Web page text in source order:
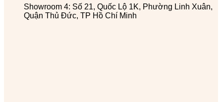
Showroom 4: Số 21, Quốc Lộ 1K, Phường Linh Xuân,
Quận Thủ Đức, TP Hồ Chí Minh